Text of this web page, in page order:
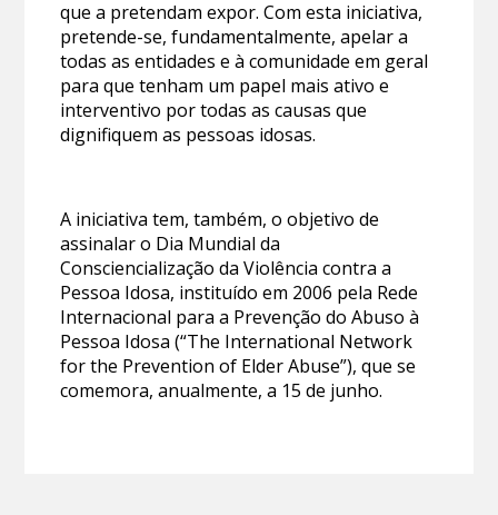
que a pretendam expor. Com esta iniciativa,
pretende-se, fundamentalmente, apelar a
todas as entidades e à comunidade em geral
para que tenham um papel mais ativo e
interventivo por todas as causas que
dignifiquem as pessoas idosas.
A iniciativa tem, também, o objetivo de
assinalar o Dia Mundial da
Consciencialização da Violência contra a
Pessoa Idosa, instituído em 2006 pela Rede
Internacional para a Prevenção do Abuso à
Pessoa Idosa (“The International Network
for the Prevention of Elder Abuse”), que se
comemora, anualmente, a 15 de junho.